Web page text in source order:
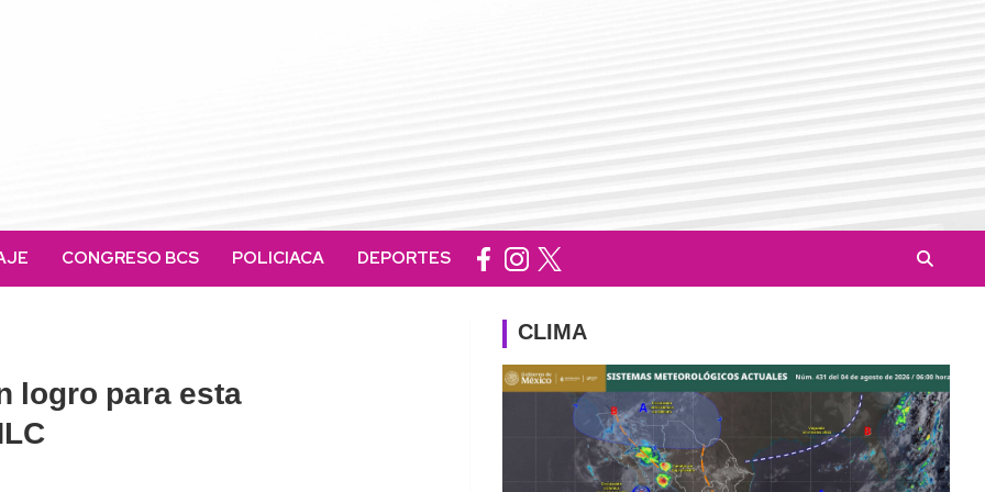
CONGRESO BCS POLICIACA DEPORTES
logro para esta
CLIMA